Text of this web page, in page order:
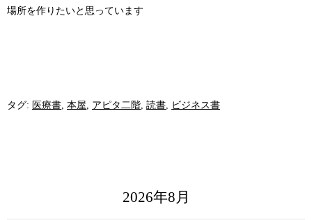
場所を作りたいと思っています
タグ: 医療書 本屋 アピタ二階 読書 ビジネス書
2026年8月